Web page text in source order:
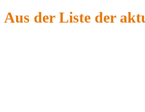
Aus der Liste der